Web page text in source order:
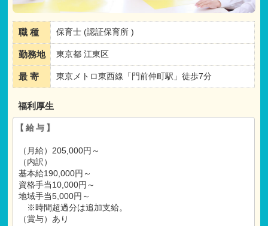
職 種 保育士 (認証保育所 )
勤務地 東京都 江東区
最 寄 東京メトロ東西線「門前仲町駅」徒歩7分
福利厚生
【給与】
（月給）205,000円～
（内訳）
基本給190,000円～
資格手当10,000円～
地域手当5,000円～
※時間超過分は追加支給。
（賞与）あり